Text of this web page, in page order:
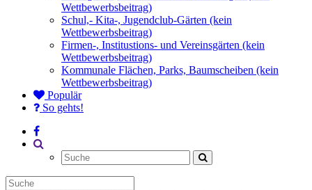
Wettbewerbsbeitrag)
Schul,- Kita-, Jugendclub-Gärten (kein
Wettbewerbsbeitrag)
Firmen-, Institustions- und Vereinsgärten (kein
Wettbewerbsbeitrag)
Kommunale Flächen, Parks, Baumscheiben (kein
Wettbewerbsbeitrag)
Populär
So gehts!